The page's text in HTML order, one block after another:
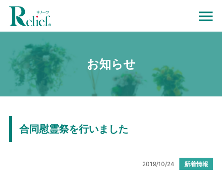
お知らせ
合同慰霊祭を行いました
2019/10/24 新着情報